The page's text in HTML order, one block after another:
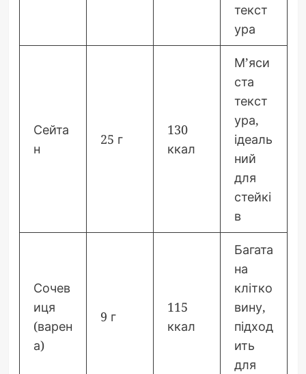
текст
ура
Сейта
н
25 г
130
ккал
М’яси
ста
текст
ура,
ідеаль
ний
для
стейкі
в
Сочев
иця
(варен
а)
9 г
115
ккал
Багата
на
клітко
вину,
підход
ить
для